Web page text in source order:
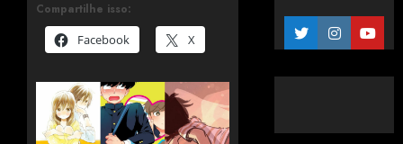
Compartilhe isso:
Facebook
X